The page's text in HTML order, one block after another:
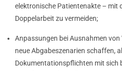
elektronische Patientenakte – mit
Doppelarbeit zu vermeiden;
Anpassungen bei Ausnahmen
neue Abgabeszenarien schaffen,
Dokumentationspflichten mit sich